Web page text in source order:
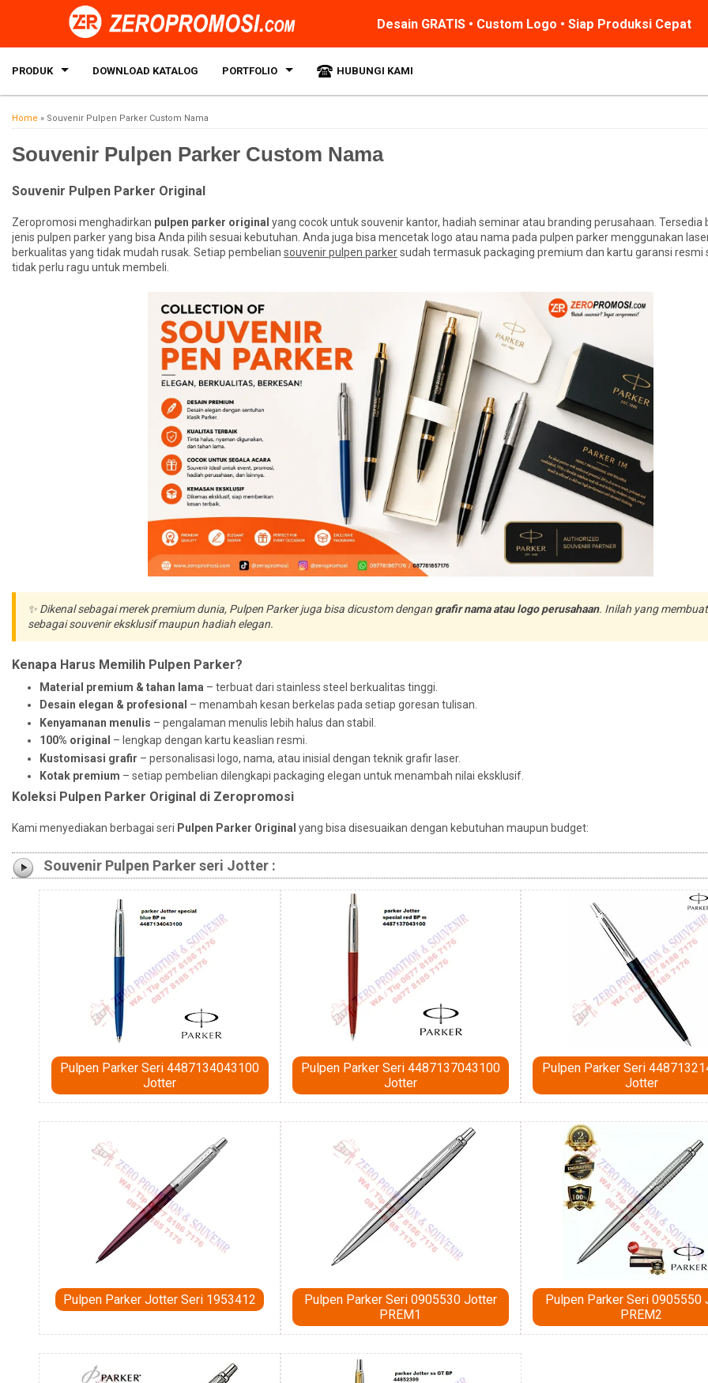
Desain GRATIS • Custom Logo • Siap Produksi Cepat
PRODUK DOWNLOAD KATALOG PORTFOLIO HUBUNGI KAMI
Home » Souvenir Pulpen Parker Custom Nama
Souvenir Pulpen Parker Custom Nama
Souvenir Pulpen Parker Original
Zeropromosi menghadirkan pulpen parker original yang cocok untuk souvenir kantor, hadiah seminar atau branding perusahaan. Tersedia
jenis pulpen parker yang bisa Anda pilih sesuai kebutuhan. Anda juga bisa mencetak logo atau nama pada pulpen parker menggunakan
berkualitas yang tidak mudah rusak. Setiap pembelian souvenir pulpen parkersudah termasuk packaging premium dan kartu garansi resmi
tidak perlu ragu untuk membeli.
✨ Dikenal sebagai merek premium dunia, Pulpen Parker juga bisa dicustom dengan grafir nama atau logo perusahaan. Inilah yang
sebagaisouvenir eksklusifmaupun hadiah elegan.
Kenapa Harus Memilih Pulpen Parker?
Material premium & tahan lama – terbuat dari stainless steel berkualitas tinggi.
Desain elegan & profesional – menambah kesan berkelas pada setiap goresan tulisan.
Kenyamanan menulis – pengalaman menulis lebih halus dan stabil.
100% original – lengkap dengan kartu keaslian resmi.
Kustomisasi grafir – personalisasi logo, nama, atau inisial dengan teknik grafir laser.
Kotak premium – setiap pembelian dilengkapi packaging elegan untuk menambah nilai eksklusif.
Koleksi Pulpen Parker Original di Zeropromosi
Kami menyediakan berbagai seri Pulpen Parker Original yang bisa disesuaikan dengan kebutuhan maupun budget:
Souvenir Pulpen Parker seri Jotter :
Pulpen Parker Seri 4487134043100
Jotter
Pulpen Parker Seri 4487137043100
Jotter
Pulpen Parker Seri
Jotter
Pulpen Parker Jotter Seri 1953412
Pulpen Parker Seri 0905530 Jotter
PREM1
Pulpen Parker Seri 0905550
PREM2